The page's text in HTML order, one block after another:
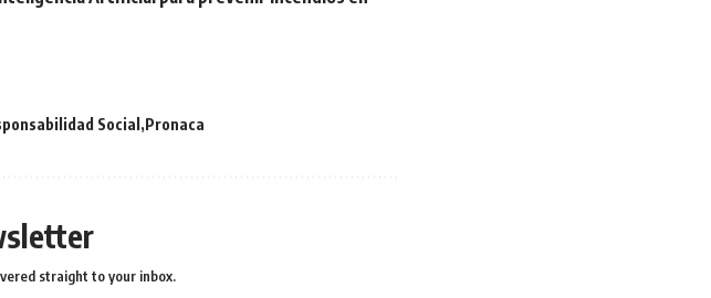
Social Pronaca
straight to your inbox.